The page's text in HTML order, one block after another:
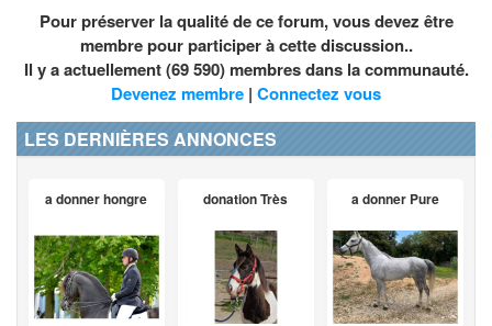
Pour préserver la qualité de ce forum, vous devez être
membre pour participer à cette discussion..
Il y a actuellement (69 590) membres dans la communauté.
Devenez membre | Connectez vous
LES DERNIÈRES ANNONCES
a donner hongre donation Très a donner Pure